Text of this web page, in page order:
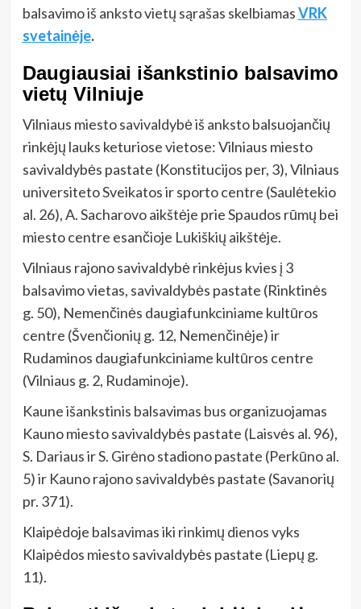
balsavimo iš anksto vietų sąrašas skelbiamasVRK
svetainėje.
Daugiausiai išankstinio balsavimo
vietų Vilniuje
Vilniaus miesto savivaldybė iš anksto balsuojančių
rinkėjų lauks keturiose vietose: Vilniaus miesto
savivaldybės pastate (Konstitucijos per, 3), Vilniaus
universiteto Sveikatos ir sporto centre (Saulėtekio
al. 26), A. Sacharovo aikštėje prie Spaudos rūmų bei
miesto centre esančioje Lukiškių aikštėje.
Vilniaus rajono savivaldybė rinkėjus kvies į 3
balsavimo vietas, savivaldybės pastate (Rinktinės
g. 50), Nemenčinės daugiafunkciniame kultūros
centre (Švenčionių g. 12, Nemenčinėje) ir
Rudaminos daugiafunkciniame kultūros centre
(Vilniaus g. 2, Rudaminoje).
Kaune išankstinis balsavimas bus organizuojamas
Kauno miesto savivaldybės pastate (Laisvės al. 96),
S. Dariaus ir S. Girėno stadiono pastate (Perkūno al.
5) ir Kauno rajono savivaldybės pastate (Savanorių
pr. 371).
Klaipėdoje balsavimas iki rinkimų dienos vyks
Klaipėdos miesto savivaldybės pastate (Liepų g.
11).